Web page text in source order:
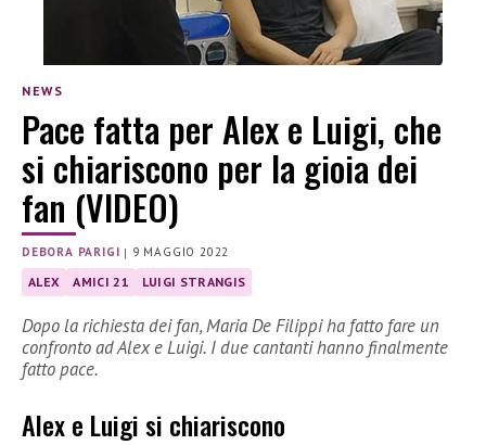
NEWS
Pace fatta per Alex e Luigi, che
si chiariscono per la gioia dei
fan (VIDEO)
DEBORA PARIGI | 9 MAGGIO 2022
ALEX AMICI 21 LUIGI STRANGIS
Dopo la richiesta dei fan, Maria De Filippi ha fatto fare un
confronto ad Alex e Luigi. I due cantanti hanno finalmente
fatto pace.
Alex e Luigi si chiariscono